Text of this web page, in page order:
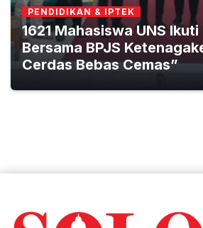
PENDIDIKAN & IPTEK
1621 Mahasiswa UNS
Bersama BPJS
Cerdas Bebas Cemas”